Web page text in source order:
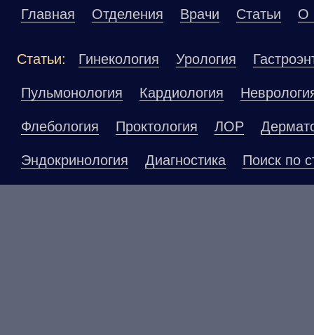
Главная Отделения Врачи Статьи О
Статьи: Гинекология Урология
Пульмонология Кардиология
Флебология Проктология ЛОР
Эндокринология Диагностика Поиск по